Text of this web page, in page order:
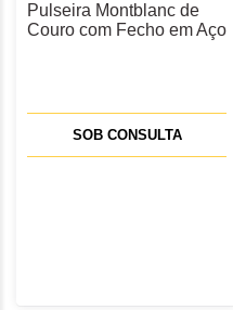
Pulseira Montblanc de
Couro com Fecho em Aço
SOB CONSULTA